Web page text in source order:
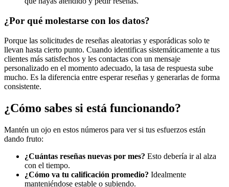
¿Por qué molestarse con los datos?
Porque las solicitudes de reseñas aleatorias y esporádicas solo te
llevan hasta cierto punto. Cuando identificas sistemáticamente a tus
clientes más satisfechos y les contactas con un mensaje
personalizado en el momento adecuado, la tasa de respuesta sube
mucho. Es la diferencia entre esperar reseñas y generarlas de forma
consistente.
¿Cómo sabes si está funcionando?
Mantén un ojo en estos números para ver si tus esfuerzos están
dando fruto:
¿Cuántas reseñas nuevas por mes? Esto debería ir al alza
con el tiempo.
¿Cómo va tu calificación promedio? Idealmente
manteniéndose estable o subiendo.